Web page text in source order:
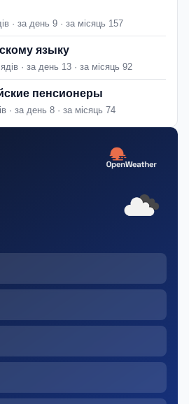
· за день 9 · за місяць 157
языку
· за день 13 · за місяць 92
пенсионеры
· за день 8 · за місяць 74